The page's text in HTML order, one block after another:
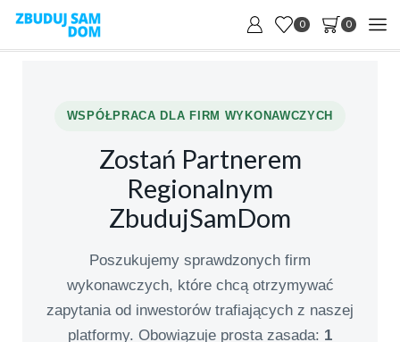
0 0
WSPÓŁPRACA DLA FIRM WYKONAWCZYCH
Zostań Partnerem
Regionalnym
ZbudujSamDom
Poszukujemy sprawdzonych firm
wykonawczych, które chcą otrzymywać
zapytania od inwestorów trafiających z naszej
platformy. Obowiązuje prosta zasada: 1